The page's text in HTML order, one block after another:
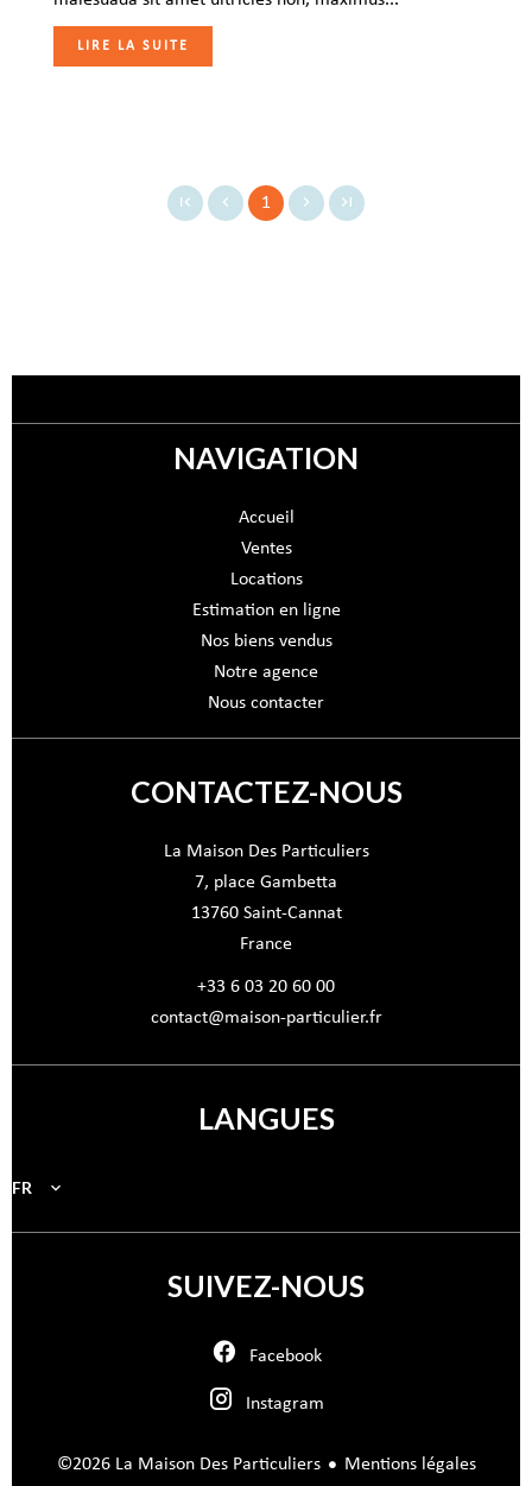
LIRE LA SUITE
1
NAVIGATION
Accueil
Ventes
Locations
Estimation en ligne
Nos biens vendus
Notre agence
Nous contacter
CONTACTEZ-NOUS
La Maison Des Particuliers
7, place Gambetta
13760Saint-Cannat
France
+33 6 03 20 60 00
contact@maison-particulier.fr
LANGUES
FR
SUIVEZ-NOUS
Facebook
Instagram
©2026 La Maison Des Particuliers Mentions légales